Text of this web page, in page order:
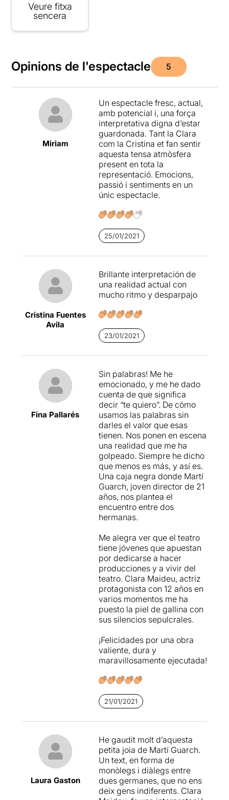
Veure fitxa
sencera
Opinions de l'espectacle 5
Miriam
Un espectacle fresc, actual,
amb potencial i, una força
interpretativa digna d’estar
guardonada. Tant la Clara
com la Cristina et fan sentir
aquesta tensa atmòsfera
present en tota la
representació. Emocions,
passió i sentiments en un
únic espectacle.
25/01/2021
Cristina Fuentes
Avila
Brillante interpretación de
una realidad actual con
mucho ritmo y desparpajo
23/01/2021
Fina Pallarés
Sin palabras! Me he
emocionado, y me he dado
cuenta de que significa
decir “te quiero”. De cómo
usamos las palabras sin
darles el valor que esas
tienen. Nos ponen en escena
una realidad que me ha
golpeado. Siempre he dicho
que menos es más, y así es.
Una caja negra donde Martí
Guarch, joven director de 21
años, nos plantea el
encuentro entre dos
hermanas.
Me alegra ver que el teatro
tiene jóvenes que apuestan
por dedicarse a hacer
producciones y a vivir del
teatro. Clara Maideu, actriz
protagonista con 12 años en
varios momentos me ha
puesto la piel de gallina con
sus silencios sepulcrales.
¡Felicidades por una obra
valiente, dura y
maravillosamente ejecutada!
21/01/2021
Laura Gaston
He gaudit molt d’aquesta
petita joia de Martí Guarch.
Un text, en forma de
monòlegs i diàlegs entre
dues germanes, que no ens
deix gens indiferents. Clara